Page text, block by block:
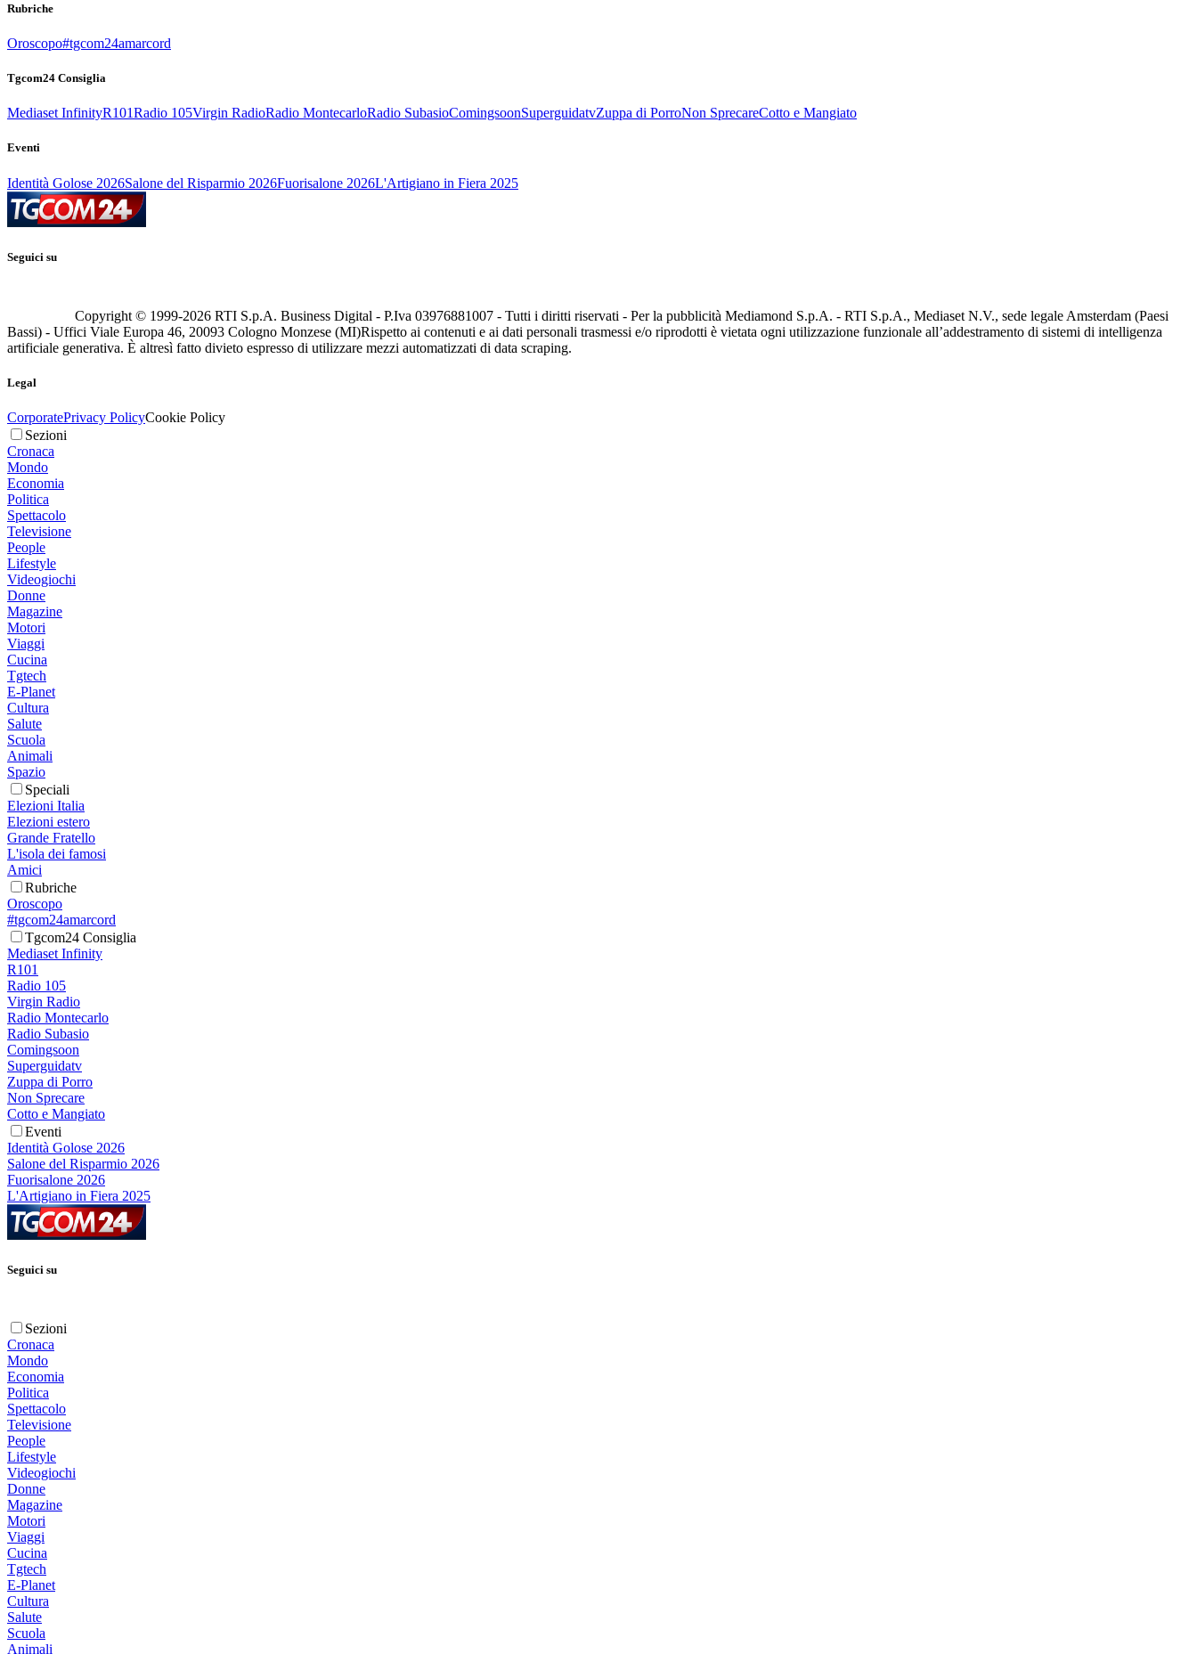
Rubriche
Oroscopo#tgcom24amarcord
Tgcom24 Consiglia
Mediaset InfinityR101Radio 105Virgin RadioRadio MontecarloRadio SubasioComingsoonSuperguidatvZuppa di PorroNon SprecareCotto e Mangiato
Eventi
Identità Golose 2026Salone del Risparmio 2026Fuorisalone 2026L'Artigiano in Fiera 2025
Seguici su
Copyright © 1999-2026 RTI S.p.A. Business Digital - P.Iva 03976881007 - Tutti i diritti riservati - Per la pubblicità Mediamond S.p.A. - RTI S.p.A., Mediaset N.V., sede legale Amsterdam (Paesi
Bassi) - Uffici Viale Europa 46, 20093 Cologno Monzese (MI)Rispetto ai contenuti e ai dati personali trasmessi e/o riprodotti è vietata ogni utilizzazione funzionale all’addestramento di sistemi di intelligenza
artificiale generativa. È altresì fatto divieto espresso di utilizzare mezzi automatizzati di data scraping.
Legal
CorporatePrivacy PolicyCookie Policy
Sezioni
Cronaca
Mondo
Economia
Politica
Spettacolo
Televisione
People
Lifestyle
Videogiochi
Donne
Magazine
Motori
Viaggi
Cucina
Tgtech
E-Planet
Cultura
Salute
Scuola
Animali
Spazio
Speciali
Elezioni Italia
Elezioni estero
Grande Fratello
L'isola dei famosi
Amici
Rubriche
Oroscopo
#tgcom24amarcord
Tgcom24 Consiglia
Mediaset Infinity
R101
Radio 105
Virgin Radio
Radio Montecarlo
Radio Subasio
Comingsoon
Superguidatv
Zuppa di Porro
Non Sprecare
Cotto e Mangiato
Eventi
Identità Golose 2026
Salone del Risparmio 2026
Fuorisalone 2026
L'Artigiano in Fiera 2025
Seguici su
Sezioni
Cronaca
Mondo
Economia
Politica
Spettacolo
Televisione
People
Lifestyle
Videogiochi
Donne
Magazine
Motori
Viaggi
Cucina
Tgtech
E-Planet
Cultura
Salute
Scuola
Animali